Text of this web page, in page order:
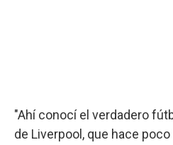
"Ahí conocí el verdadero
de Liverpool, que hace